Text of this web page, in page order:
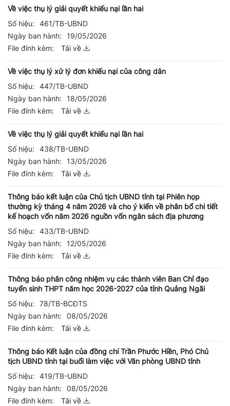
Về việc thụ lý giải quyết khiếu nại lần hai
Số hiệu:
461/TB-UBND
Ngày ban hành:
19/05/2026
File đính kèm:
Tải về
Về việc thụ lý xử lý đơn khiếu nại của công dân
Số hiệu:
447/TB-UBND
Ngày ban hành:
18/05/2026
File đính kèm:
Tải về
Về việc thụ lý giải quyết khiếu nại lần hai
Số hiệu:
438/TB-UBND
Ngày ban hành:
13/05/2026
File đính kèm:
Tải về
Thông báo kết luận của Chủ tịch UBND tỉnh tại Phiên họp
thường kỳ tháng 4 năm 2026 và cho ý kiến về phân bổ chi tiết
kế hoạch vốn năm 2026 nguồn vốn ngân sách địa phương
Số hiệu:
433/TB-UBND
Ngày ban hành:
12/05/2026
File đính kèm:
Tải về
Thông báo phân công nhiệm vụ các thành viên Ban Chỉ đạo
tuyển sinh THPT năm học 2026-2027 của tỉnh Quảng Ngãi
Số hiệu:
78/TB-BCĐTS
Ngày ban hành:
08/05/2026
File đính kèm:
Tải về
Thông báo Kết luận của đồng chí Trần Phước Hiền, Phó Chủ
tịch UBND tỉnh tại buổi làm việc với Văn phòng UBND tỉnh
Số hiệu:
419/TB-UBND
Ngày ban hành:
08/05/2026
File đính kèm:
Tải về